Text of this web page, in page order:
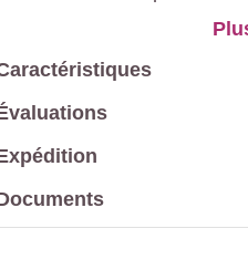
en phase aqueuse.